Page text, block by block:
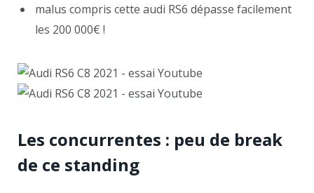
malus compris cette audi RS6 dépasse facilement
les 200 000€ !
Les concurrentes : peu de break
de ce standing